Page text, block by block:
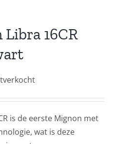
16CR
is de eerste Mignon met
wat is deze